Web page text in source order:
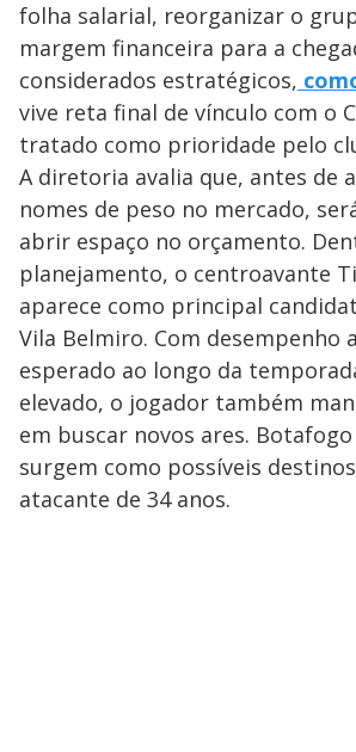
folha salarial, reorganizar o
margem financeira para a
considerados estratégicos,
vive reta final de vínculo com o
tratado como prioridade pelo
A diretoria avalia que, antes de
nomes de peso no mercado,
abrir espaço no orçamento.
planejamento, o centroavante
aparece como principal
Vila Belmiro. Com desempenho
esperado ao longo da
elevado, o jogador também
em buscar novos ares.
surgem como possíveis
atacante de 34 anos.